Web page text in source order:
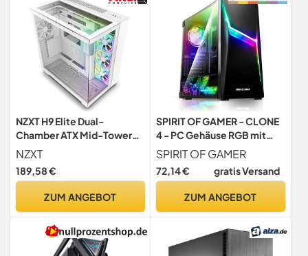
NZXT H9 Elite Dual-
Chamber ATX Mid-Tower
PC Gaming-Gehäuse – CM-
H91EW-01 - Enthält 3 x
120mm F120 RGB Duo-
Glasfront, Ober- und
NZXT
189,58 €
ZUM ANGEBOT
SPIRIT OF GAMER - CLONE
4 - PC Gehäuse RGB mit
Durchsichtiger Wand Aus
Gehärtetem Glas - Erstellen
Sie Ihren Gaming PC -
ATX/MATX/ITX - 2 Lüfter
SPIRIT OF GAMER
72,14 € gratis Versand
ZUM ANGEBOT